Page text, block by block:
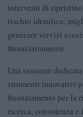
interventi di ripristino
rischio idraulico,
generare servizi
finanziariamente.
Una sessione
strumenti innovativi
finanziamento per la
ricerca, consulenza